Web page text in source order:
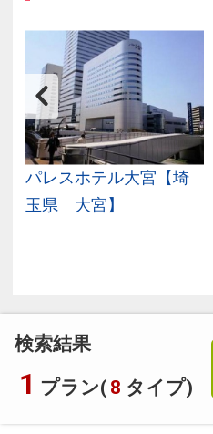
検索結果
1 プラン( 8 タイプ)
パレスホテル大宮【埼
玉県 大宮】